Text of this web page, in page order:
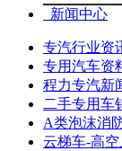
新闻中心
专汽行业资
专用汽车资
程力专汽新
二手专用车
A类泡沫消
云梯车-高